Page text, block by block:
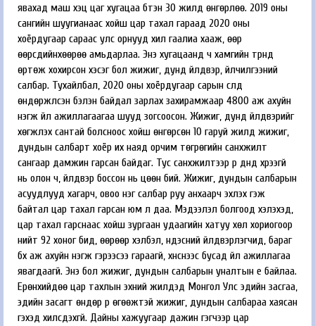
явахад маш хэцүү цаг хугацаа бүтэн 30 жилд өнгөрлөө. 2019 оны
сангийн шуугианаас хойш цар тахал гараад 2020 оны
хоёрдугаар сараас улс орнууд хил гаалиа хааж, өөр
өөрсдийнхөөрөө амьдарлаа. Энэ хугацаанд ч хамгийн түрүүнд
өртөж хохирсон хэсэг бол жижиг, дунд үйлдвэр, үйлчилгээний
салбар. Тухайлбал, 2020 оны хоёрдугаар сарын сүүлд
өндөржүүлсэн бэлэн байдал зарлах захирамжаар 4800 аж ахуйн
нэгж үйл ажиллагаагаа шууд зогсоосон. Жижиг, дунд үйлдвэрийг
хөгжүүлэх сантай болсноос хойш өнгөрсөн 10 гаруй жилд жижиг,
дундын салбарт хоёр их наяд орчим төгрөгийн санхүүжилт
сангаар дамжин гарсан байдаг. Тус санхүүжилтээр үр дүнд хүрээгүй
нь олон ч, үйлдвэр боссон нь цөөн бий. Жижиг, дундын салбарын
асуудлууд хагарч, овоо нэг салбар руу анхаарч эхлэх гэж
байтал цар тахал гарсан юм л даа. Мэдээлэл болгоод хэлэхэд,
цар тахал гарснаас хойш зургаан удаагийн хатуу хөл хориогоор
нийт 92 хоног бид, өөрөөр хэлбэл, үндэсний үйлдвэрлэгчид, бараг
бүх аж ахуйн нэгж гэрээсээ гараагүй, хүнснээс бусад үйл ажиллагаа
явагдаагүй. Энэ бол жижиг, дундын салбарын уналтын үе байлаа.
Ерөнхийдөө цар тахлын эхний жилүүдэд Монгол Улс эдийн засгаа,
эдийн засагт өндөр үр өгөөжтэй жижиг, дундын салбараа хаясан
гэхэд хилсдэхгүй. Дайны хажуугаар дажин гэгчээр цар